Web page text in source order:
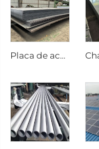
Placa de acero al carbono, placa cuadrada de acero